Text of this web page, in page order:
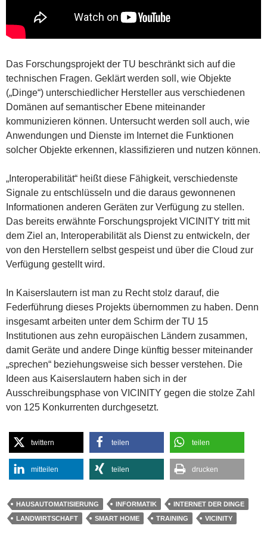
Das Forschungsprojekt der TU beschränkt sich auf die
technischen Fragen. Geklärt werden soll, wie Objekte
(„Dinge“) unterschiedlicher Hersteller aus verschiedenen
Domänen auf semantischer Ebene miteinander
kommunizieren können. Untersucht werden soll auch, wie
Anwendungen und Dienste im Internet die Funktionen
solcher Objekte erkennen, klassifizieren und nutzen können.
„Interoperabilität“ heißt diese Fähigkeit, verschiedenste
Signale zu entschlüsseln und die daraus gewonnenen
Informationen anderen Geräten zur Verfügung zu stellen.
Das bereits erwähnte Forschungsprojekt VICINITY tritt mit
dem Ziel an, Interoperabilität als Dienst zu entwickeln, der
von den Herstellern selbst gespeist und über die Cloud zur
Verfügung gestellt wird.
In Kaiserslautern ist man zu Recht stolz darauf, die
Federführung dieses Projekts übernommen zu haben. Denn
insgesamt arbeiten unter dem Schirm der TU 15
Institutionen aus zehn europäischen Ländern zusammen,
damit Geräte und andere Dinge künftig besser miteinander
„sprechen“ beziehungsweise sich besser verstehen. Die
Ideen aus Kaiserslautern haben sich in der
Ausschreibungsphase von VICINITY gegen die stolze Zahl
von 125 Konkurrenten durchgesetzt.
twittern teilen teilen
mitteilen teilen drucken
HAUSAUTOMATISIERUNG INFORMATIK
INTERNET DER DINGE
LANDWIRTSCHAFT
SMART HOME TRAINING VICINITY